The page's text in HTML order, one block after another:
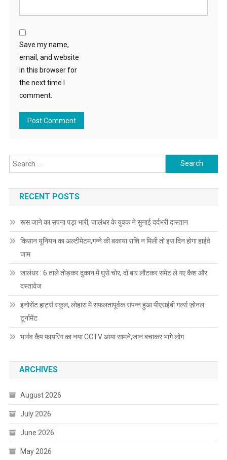
Save my name,
email, and website
in this browser for
the next time I
comment.
Search for:
RECENT POSTS
रूस जाने का सपना पड़ा भारी, जालंधर के युवक ने सुनाई दर्दभरी दास्तान
किसान यूनियन का अल्टीमेटम,गन्ने की बकाया राशि न मिली तो इस दिन होगा हाईवे
जाम
जालंधर : 6 ताले तोड़कर दुकान में घुसे चोर, दो बार लौटकर समेट ले गए कैश और
दस्तावेज
इनोसेंट हार्ट्स स्कूल, लोहारां में सफलतापूर्वक संपन्न हुआ पीएसईबी गर्ल्स ज़ोनल
टूर्नामेंट
भार्गव कैंप फायरिंग का नया CCTV आया सामने,जान बचाकर भागे लोग
ARCHIVES
August 2026
July 2026
June 2026
May 2026